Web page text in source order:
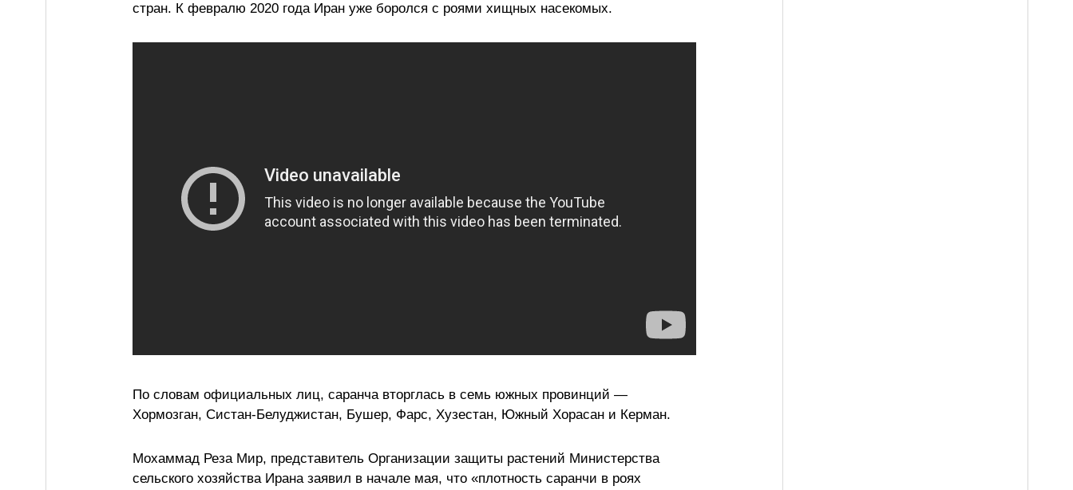
стран. К февралю 2020 года Иран уже боролся с роями хищных насекомых.
По словам официальных лиц, саранча вторглась в семь южных провинций —
Хормозган, Систан-Белуджистан, Бушер, Фарс, Хузестан, Южный Хорасан и Керман.
Мохаммад Реза Мир, представитель Организации защиты растений Министерства
сельского хозяйства Ирана заявил в начале мая, что «плотность саранчи в роях